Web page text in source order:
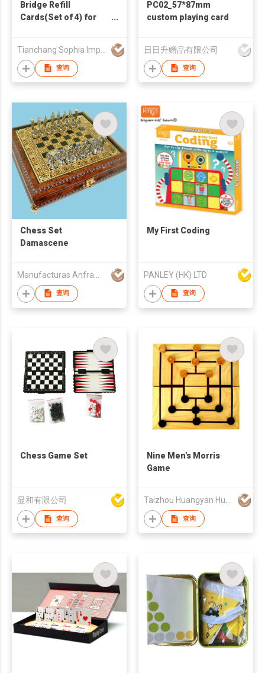
Bridge Refill
Cards(Set of 4) for
Bidding Cards Refill
Cards for Bidding
Devices - Bridge Refill
查询
PC02_57*87mm
custom playing card
日日升赠品有限公司
查询
Chess Set
Damascene
查询
My First Coding
PANLEY (HK) LTD
查询
Chess Game Set
显和有限公司
查询
Nine Men's Morris
Game
查询